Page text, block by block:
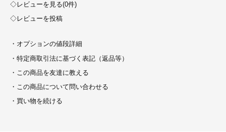
◇レビューを見る(0件)
◇レビューを投稿
・オプションの値段詳細
・特定商取引法に基づく表記（返品等）
・この商品を友達に教える
・この商品について問い合わせる
・買い物を続ける